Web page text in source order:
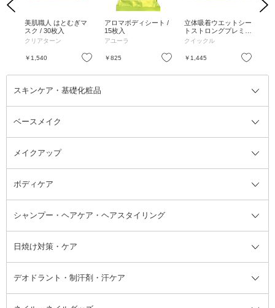
Previous
お気に入り
美肌職人 はとむぎマ
スク / 30枚入
クリアターン
￥1,540 お気に入り
アロマボディシート /
15枚入
アユーラ
￥825 お気に入り
立体吸着ウエットシー
トストロングプレミア
ム / 24枚 / ラベンダー
クイックル
￥1,445
Next
スキンケア・基礎化粧品
スキンケア・基礎化粧品全て
洗顔料
美容液
オールインワン化粧品 フェイスクリーム
フェイスオイル・バーム
ブースター・導入液
ベースメイク
ベースメイク全て
BBクリーム
コンシーラー ファンデーション
フェイスパウダー
メイクアップ
メイクアップ全て
まつげ美容液 つけまつげ
アイシャドウ
アイブロウ・眉マスカラ
ボディケア
ボディケア全て
ボディソープ・ハンドソープ・石
けん
ボディケア
レッグ・フットケア
シャンプー・ヘアケア・ヘアスタイリング
シャンプー・ヘアケア・ヘアスタ
イリング全て
洗い流さないトリートメント
日焼け対策・ケア
日焼け対策・ケア全て
デオドラント・制汗剤・汗ケア
デオドラント・制汗剤・汗ケア全